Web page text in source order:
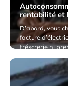
rentabilité et
D’abord, vous
facture
trésorerie ni